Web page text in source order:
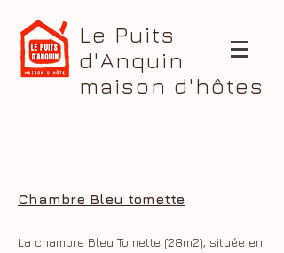
Le Puits
d'Anquin
maison d'hôtes
Chambre Bleu tomette
La chambre Bleu Tomette (28m2), située en